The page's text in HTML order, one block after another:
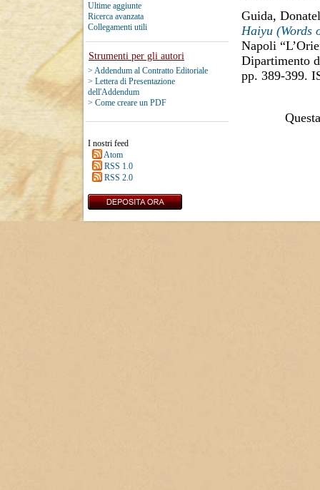
Ultime aggiunte
Ricerca avanzata
Collegamenti utili
Strumenti per gli autori
> Addendum al Contratto Editoriale
> Lettera di Presentazione
dell'Addendum
> Come creare un PDF
I nostri feed
Atom
RSS 1.0
RSS 2.0
Guida,
Haiyu (Words
Napoli
Dipartimento
pp. 389-399.